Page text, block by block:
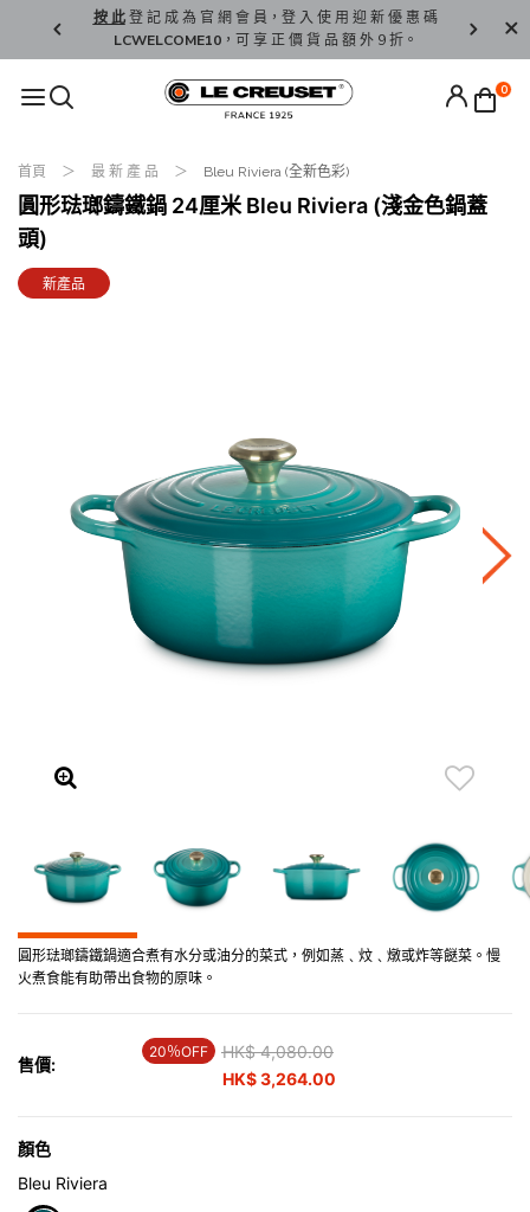
按 此登 記 成 為 官 網 會 員，登 入 使 用 迎 新 優 惠 碼
LCWELCOME10，可 享 正 價 貨 品 額 外 9 折。
香 港 / 澳
0
首頁 最 新 產 品 Bleu Riviera (全新色彩)
圓形琺瑯鑄鐵鍋 24厘米 Bleu Riviera (淺金色鍋蓋
頭)
新產品
圓形琺瑯鑄鐵鍋適合煮有水分或油分的菜式，例如蒸﹑炆﹑燉或炸等餸菜。慢
火煮食能有助帶出食物的原味。
售價:
20％OFF Price reduced from
HK$ 4,080.00to
HK$ 3,264.00
顏色
Bleu Riviera